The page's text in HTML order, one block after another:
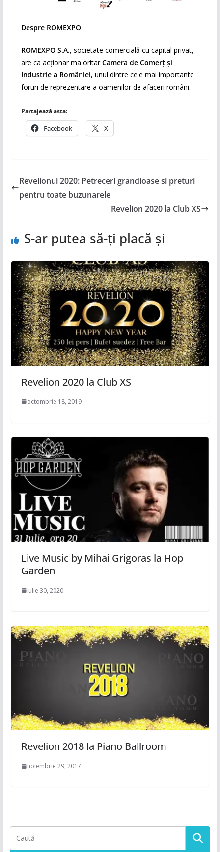
Despre ROMEXPO
ROMEXPO S.A., societate comercială cu capital privat,
are ca acționar majoritarCamera de Comerț și
Industrie a României, unul dintre cele mai importante
foruri de reprezentare a oamenilor de afaceri români.
Partajează asta:
Facebook X
Revelionul 2020: Petreceri grandioase si preturi
pentru toate buzunarele
Revelion 2020 la Club XS
S-ar putea să-ți placă și
Revelion 2020 la Club XS
octombrie 18, 2019
Live Music by Mihai Grigoras la Hop
Garden
iulie 30, 2020
Revelion 2018 la Piano Ballroom
noiembrie 29, 2017